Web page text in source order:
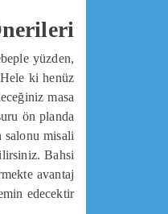
yüzden,
ki henüz
masa
ön planda
salonu misali
Bahsi
avantaj
edecektir.